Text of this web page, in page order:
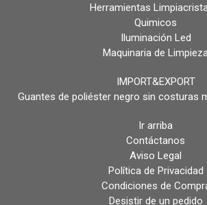
Herramientas
Quimicos
Iluminación Led
Maquinaria de
IMPORT&EXPORT
Guantes de poliéster negro sin costuras
Ir arriba
Contáctanos
Aviso Legal
Política de Privacidad
Condiciones de
Desistir de un pedido